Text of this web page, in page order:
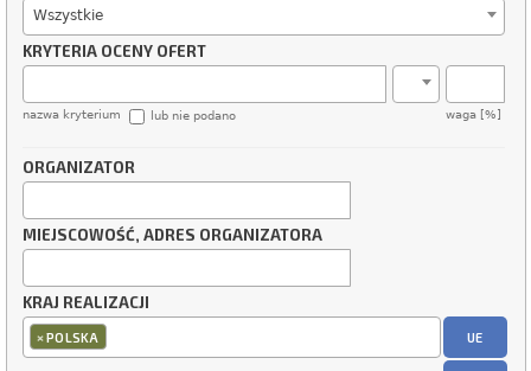
Wszystkie
KRYTERIA OCENY OFERT
nazwa kryterium waga [%]
lub nie podano
ORGANIZATOR
MIEJSCOWOŚĆ, ADRES ORGANIZATORA
KRAJ REALIZACJI
×POLSKA UE